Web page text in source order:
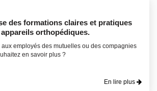
des formations claires et pratiques
orthopédiques.
employés des mutuelles ou des compagnies
en savoir plus ?
En lire plus